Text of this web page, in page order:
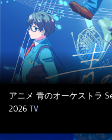
アニメ 青のオーケストラ
2026 TV